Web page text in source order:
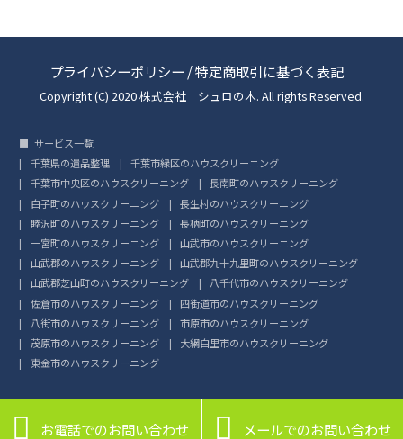
プライバシーポリシー /特定商取引に基づく表記
Copyright (C) 2020 株式会社 シュロの木. All rights Reserved.
サービス一覧
千葉県の遺品整理
千葉市緑区のハウスクリーニング
千葉市中央区のハウスクリーニング
長南町のハウスクリーニング
白子町のハウスクリーニング
長生村のハウスクリーニング
睦沢町のハウスクリーニング
長柄町のハウスクリーニング
一宮町のハウスクリーニング
山武市のハウスクリーニング
山武郡のハウスクリーニング
山武郡九十九里町のハウスクリーニング
山武郡芝山町のハウスクリーニング
八千代市のハウスクリーニング
佐倉市のハウスクリーニング
四街道市のハウスクリーニング
八街市のハウスクリーニング
市原市のハウスクリーニング
茂原市のハウスクリーニング
大網白里市のハウスクリーニング
東金市のハウスクリーニング
 お電話でのお問い合わせ  メールでのお問い合わせ